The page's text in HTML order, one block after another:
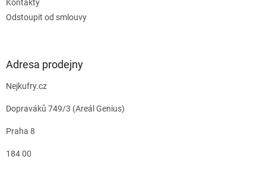
Kontakty
Odstoupit od smlouvy
Adresa prodejny
Nejkufry.cz
Dopraváků 749/3 (Areál Genius)
Praha 8
184 00